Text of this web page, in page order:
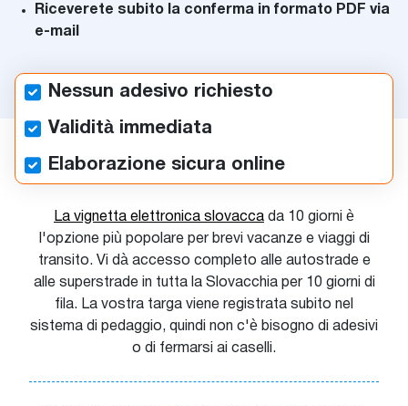
Riceverete subito la conferma in formato PDF via
e-mail
Nessun adesivo richiesto
Validità immediata
Elaborazione sicura online
La vignetta elettronica slovacca da 10 giorni è
l'opzione più popolare per brevi vacanze e viaggi di
transito. Vi dà accesso completo alle autostrade e
alle superstrade in tutta la Slovacchia per 10 giorni di
fila. La vostra targa viene registrata subito nel
sistema di pedaggio, quindi non c'è bisogno di adesivi
o di fermarsi ai caselli.